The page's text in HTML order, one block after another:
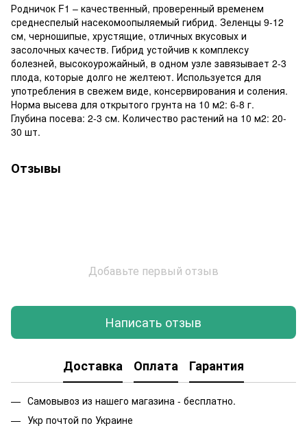
Родничок F1 – качественный, проверенный временем
среднеспелый насекомоопыляемый гибрид. Зеленцы 9-12
см, черношипые, хрустящие, отличных вкусовых и
засолочных качеств. Гибрид устойчив к комплексу
болезней, высокоурожайный, в одном узле завязывает 2-3
плода, которые долго не желтеют. Используется для
употребления в свежем виде, консервирования и соления.
Норма высева для открытого грунта на 10 м2: 6-8 г.
Глубина посева: 2-3 см. Количество растений на 10 м2: 20-
30 шт.
Отзывы
Добавьте первый отзыв
Написать отзыв
Доставка Оплата Гарантия
Самовывоз из нашего магазина - бесплатно.
Укр почтой по Украине